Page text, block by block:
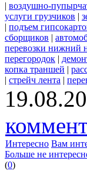
| воздушно-
услуги грузчиков |
| подъем
сборщиков |
перевозки нижний
перегородок |
копка траншей |
| стрейч лента |
Интересно Вам
Больше не
(0)